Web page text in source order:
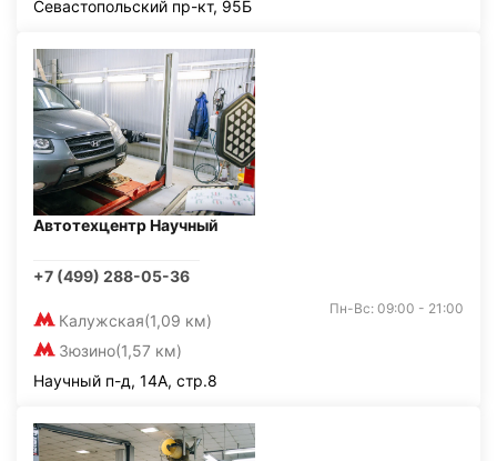
Севастопольский пр-кт, 95Б
Автотехцентр Научный
+7 (499) 288-05-36
Калужская(1,09 км)
Зюзино(1,57 км)
Пн-Вс: 09:00 - 21:00
Научный п-д, 14А, стр.8